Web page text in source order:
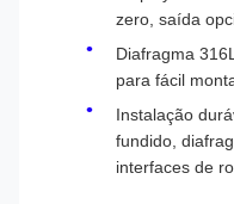
zero, saída
Diafragma
para fácil
Instalação
fundido,
interfaces de